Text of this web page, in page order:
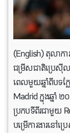
(English) តុលាក
ជម្រីសជាតិប្រេស៊ីល
ពេលមួយឆ្នាំពីបទក្
Madrid ក្នុងឆ្នាំ
ប្រកបទីពីរជាមួយ
បម្រើការងារនៅប្